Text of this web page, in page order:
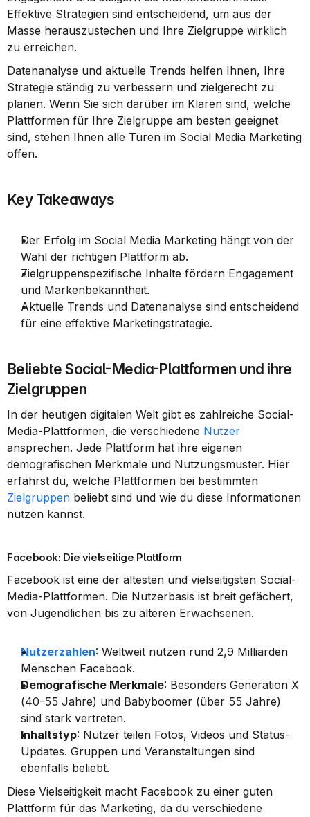
Effektive Strategien sind entscheidend, um aus der
Masse herauszustechen und Ihre Zielgruppe wirklich
zu erreichen.
Datenanalyse und aktuelle Trends helfen Ihnen, Ihre
Strategie ständig zu verbessern und zielgerecht zu
planen. Wenn Sie sich darüber im Klaren sind, welche
Plattformen für Ihre Zielgruppe am besten geeignet
sind, stehen Ihnen alle Türen im Social Media Marketing
offen.
Key Takeaways
Der Erfolg im Social Media Marketing hängt von der
Wahl der richtigen Plattform ab.
Zielgruppenspezifische Inhalte fördern Engagement
und Markenbekanntheit.
Aktuelle Trends und Datenanalyse sind entscheidend
für eine effektive Marketingstrategie.
Beliebte Social-Media-Plattformen und ihre
Zielgruppen
In der heutigen digitalen Welt gibt es zahlreiche Social-
Media-Plattformen, die verschiedene Nutzer
ansprechen. Jede Plattform hat ihre eigenen
demografischen Merkmale und Nutzungsmuster. Hier
Zielgruppen beliebt sind und wie du diese Informationen
nutzen kannst.
Facebook: Die vielseitige Plattform
Facebook ist eine der ältesten und vielseitigsten Social-
Media-Plattformen. Die Nutzerbasis ist breit gefächert,
von Jugendlichen bis zu älteren Erwachsenen.
Nutzerzahlen: Weltweit nutzen rund 2,9 Milliarden
Menschen Facebook.
Demografische Merkmale: Besonders Generation X
(40-55 Jahre) und Babyboomer (über 55 Jahre)
sind stark vertreten.
Inhaltstyp: Nutzer teilen Fotos, Videos und Status-
Updates. Gruppen und Veranstaltungen sind
ebenfalls beliebt.
Diese Vielseitigkeit macht Facebook zu einer guten
Plattform für das Marketing, da du verschiedene